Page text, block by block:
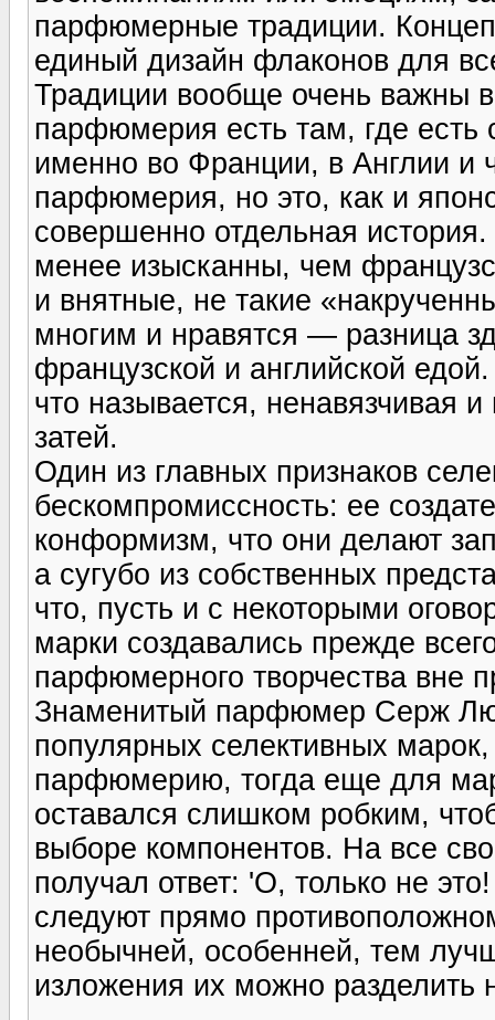
парфюмерные традиции.
единый дизайн флаконов для
Традиции вообще очень важны
парфюмерия есть там, где
именно во Франции, в Англии и
парфюмерия, но это, как и
совершенно отдельная
менее изысканны, чем
и внятные, не такие
многим и нравятся — разница
французской и английской
что называется, ненавязчивая
затей.
Один из главных признаков
бескомпромиссность: ее
конформизм, что они делают
а сугубо из собственных
что, пусть и с некоторыми
марки создавались прежде
парфюмерного творчества вне
Знаменитый парфюмер Серж
популярных селективных
парфюмерию, тогда еще для
оставался слишком робким,
выборе компонентов. На все
получал ответ: 'О, только не
следуют прямо
необычней, особенней, тем
изложения их можно разделить